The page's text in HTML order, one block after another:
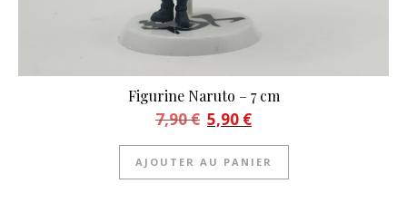
Figurine Naruto – 7 cm
7,90€ Le prix initial était : 7,90 €.
5,90 €Le prix actuel est : 5,90 €.
AJOUTER AU PANIER